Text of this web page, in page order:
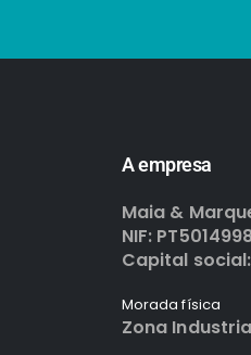
A empresa
Maia &
NIF:
Capital
Morada física
Zona